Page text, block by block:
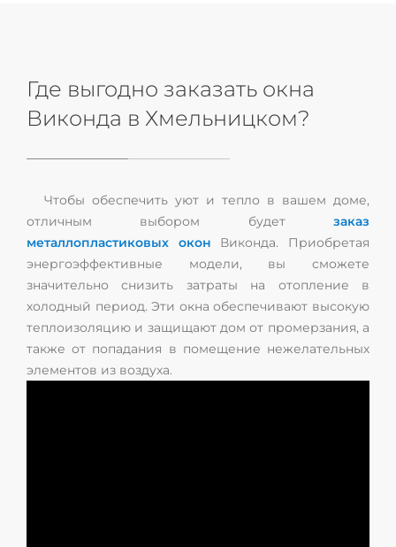
Где выгодно заказать окна
Виконда в Хмельницком?
Чтобы обеспечить уют и тепло в вашем доме,
отличным выбором будет заказ
металлопластиковых окон Виконда. Приобретая
энергоэффективные модели, вы сможете
значительно снизить затраты на отопление в
холодный период. Эти окна обеспечивают высокую
теплоизоляцию и защищают дом от промерзания, а
также от попадания в помещение нежелательных
элементов из воздуха.